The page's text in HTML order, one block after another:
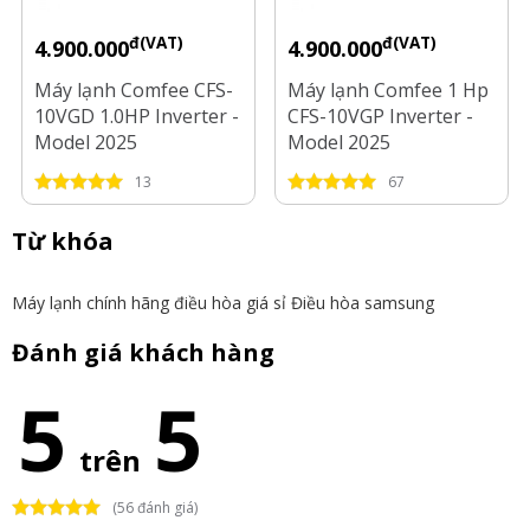
4.900.000đ(VAT)
Máy lạnh Comfee CFS-
10VGD 1.0HP Inverter -
Model 2025
13
4.900.000đ(VAT)
Máy lạnh Comfee 1 Hp
CFS-10VGP Inverter -
Model 2025
67
Từ khóa
Máy lạnh chính hãng điều hòa giá sỉ Điều hòa samsung
Đánh giá khách hàng
5 trên 5
(56 đánh giá)